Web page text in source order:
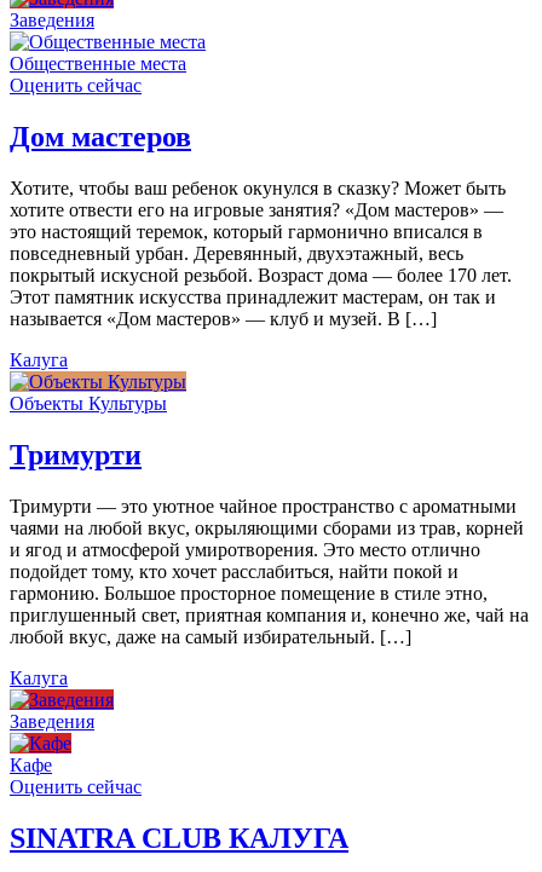
Заведения
Общественные места
Оценить сейчас
Дом мастеров
Хотите, чтобы ваш ребенок окунулся в сказку? Может быть
хотите отвести его на игровые занятия? «Дом мастеров» —
это настоящий теремок, который гармонично вписался в
повседневный урбан. Деревянный, двухэтажный, весь
покрытый искусной резьбой. Возраст дома — более 170 лет.
Этот памятник искусства принадлежит мастерам, он так и
называется «Дом мастеров» — клуб и музей. В […]
Калуга
Объекты Культуры
Тримурти
Тримурти — это уютное чайное пространство с ароматными
чаями на любой вкус, окрыляющими сборами из трав, корней
и ягод и атмосферой умиротворения. Это место отлично
подойдет тому, кто хочет расслабиться, найти покой и
гармонию. Большое просторное помещение в стиле этно,
приглушенный свет, приятная компания и, конечно же, чай на
любой вкус, даже на самый избирательный. […]
Калуга
Заведения
Кафе
Оценить сейчас
SINATRA CLUB КАЛУГА